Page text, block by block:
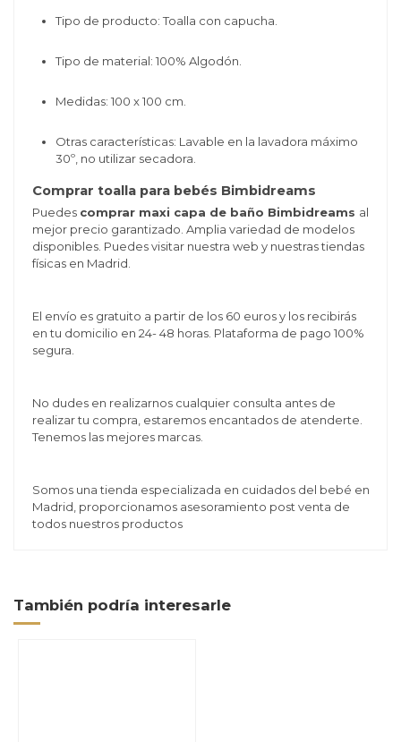
Tipo de producto: Toalla con capucha.
Tipo de material: 100% Algodón.
Medidas: 100 x 100 cm.
Otras características: Lavable en la lavadora máximo
30º, no utilizar secadora.
Comprar toalla para bebés Bimbidreams
Puedes comprar maxi capa de baño Bimbidreams al
mejor precio garantizado. Amplia variedad de modelos
disponibles. Puedes visitar nuestra web y nuestras tiendas
físicas en Madrid.
El envío es gratuito a partir de los 60 euros y los recibirás
en tu domicilio en 24- 48 horas. Plataforma de pago 100%
segura.
No dudes en realizarnos cualquier consulta antes de
realizar tu compra, estaremos encantados de atenderte.
Tenemos las mejores marcas.
Somos una tienda especializada en cuidados del bebé en
Madrid, proporcionamos asesoramiento post venta de
todos nuestros productos
También podría interesarle